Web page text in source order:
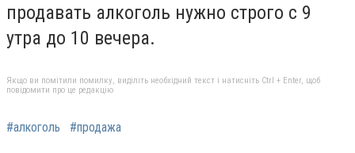
продавать алкоголь нужно строго с 9
утра до 10 вечера.
Якщо ви помітили помилку, виділіть необхідний текст і натисніть Ctrl + Enter, щоб
повідомити про це редакцію
#алкоголь #продажа